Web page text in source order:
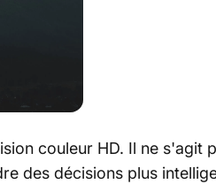
couleur HD. Il ne s'agit
des décisions plus